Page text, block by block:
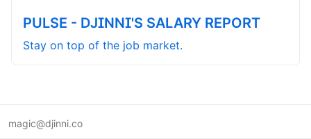
PULSE - DJINNI'S SALARY REPORT
Stay on top of the job market.
magic@djinni.co